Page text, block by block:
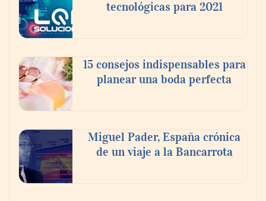
En el Día de la Cerveza, Grupo Modelo
mundo elige para reunirse: 7 de cada 10 la
escogen
compromiso para el eclipse solar del 12 de
agosto
tecnológicas para 2021
15 consejos indispensables para
planear una boda perfecta
Miguel Pader, España crónica
de un viaje a la Bancarrota